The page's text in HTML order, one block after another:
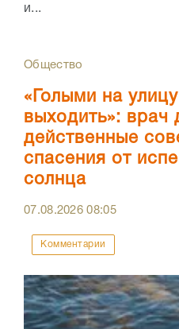
и...
Общество
«Голыми на
выходить»: врач
действенные
спасения от
солнца
07.08.202608:05
Комментарии